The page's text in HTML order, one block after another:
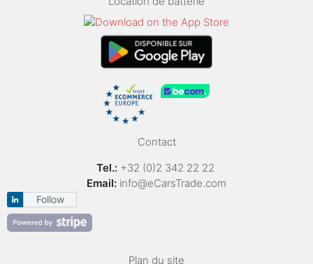
Contact
Tel.: +32 (0)2 342 22 22
Email: info@eCarsTrade.com
Follow
Plan du site